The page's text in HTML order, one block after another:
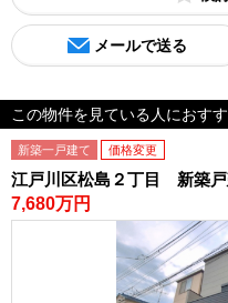
メールで送る
この物件を見ている人におす
新築一戸建て 価格変更
江戸川区松島２丁目 新築
7,680万円